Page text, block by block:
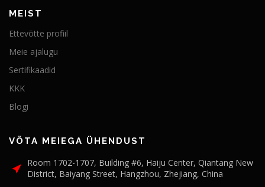
MEIST
Ettevõtte profiil
Meie ajalugu
Sertifikaadid
KKK
Blogi
VÕTA MEIEGA ÜHENDUST
Room 1702-1707, Building #6, Haiju Center, Qiantang New
District, Baiyang Street, Hangzhou, Zhejiang, China